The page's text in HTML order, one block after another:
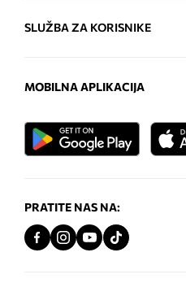
SLUŽBA ZA KORISNIKE
MOBILNA APLIKACIJA
PRATITE NAS NA: